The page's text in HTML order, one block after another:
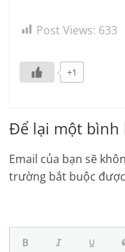
Post Views: 633
+1
Để lại một bình
Email của bạn sẽ
trường bắt buộc